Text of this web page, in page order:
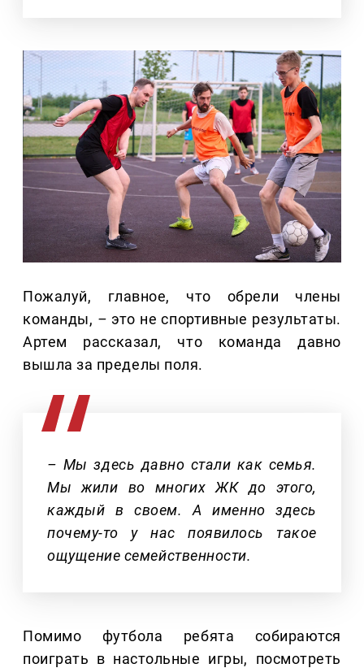
Пожалуй, главное, что обрели члены
команды, – это не спортивные результаты.
Артем рассказал, что команда давно
вышла за пределы поля.
– Мы здесь давно стали как семья.
Мы жили во многих ЖК до этого,
каждый в своем. А именно здесь
почему-то у нас появилось такое
ощущение семейственности.
Помимо футбола ребята собираются
поиграть в настольные игры, посмотреть